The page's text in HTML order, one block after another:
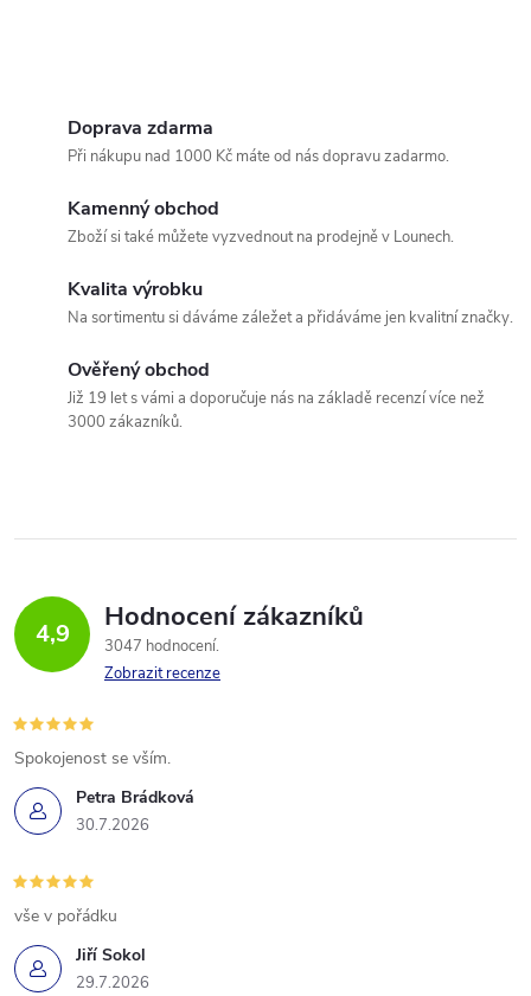
Doprava zdarma
Při nákupu nad 1000 Kč máte od nás dopravu zadarmo.
Kamenný obchod
Zboží si také můžete vyzvednout na prodejně v Lounech.
Kvalita výrobku
Na sortimentu si dáváme záležet a přidáváme jen kvalitní značky.
Ověřený obchod
Již 19 let s vámi a doporučuje nás na základě recenzí více než
3000 zákazníků.
4,9 Hodnocení zákazníků
3047 hodnocení
Zobrazit recenze
Petra Brádková
30.7.2026
Spokojenost se vším.
Jiří Sokol
29.7.2026
vše v pořádku